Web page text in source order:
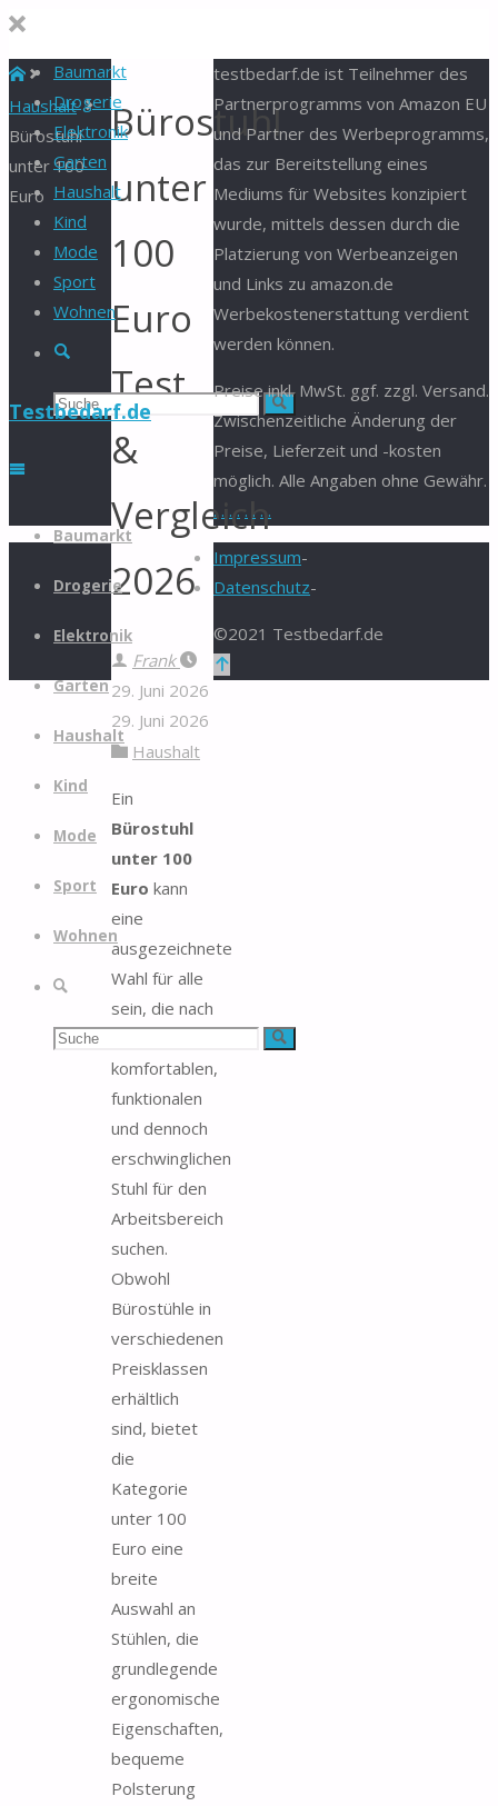
Baumarkt
Drogerie
Elektronik
Garten
Haushalt
Kind
Mode
Sport
Wohnen
Suche
Suchen Suche
Testbedarf.de
Zum
springen
Baumarkt
Drogerie
Elektronik
Garten
Haushalt
Kind
Mode
Sport
Wohnen
Suche
Suchen Suche
Start
Haushalt
Bürostuhl
unter 100
Euro
Bürostuhl
unter
100
Euro
Test
&
Vergleich
2026
Frank
29. Juni 2026
29. Juni 2026
Haushalt
Ein
Bürostuhl
unter 100
Euro kann
eine
ausgezeichnete
Wahl für alle
sein, die nach
komfortablen,
funktionalen
und dennoch
erschwinglichen
Stuhl für den
Arbeitsbereich
suchen.
Obwohl
Bürostühle in
verschiedenen
Preisklassen
erhältlich
sind, bietet
die
Kategorie
unter 100
Euro eine
breite
Auswahl an
Stühlen, die
grundlegende
ergonomische
Eigenschaften,
bequeme
Polsterung
testbedarf.de ist Teilnehmer des
Partnerprogramms von Amazon EU
und Partner des Werbeprogramms,
das zur Bereitstellung eines
Mediums für Websites konzipiert
wurde, mittels dessen durch die
Platzierung von Werbeanzeigen
und Links zu amazon.de
Werbekostenerstattung verdient
werden können.
Preise inkl. MwSt. ggf. zzgl. Versand.
Zwischenzeitliche Änderung der
Preise, Lieferzeit und -kosten
möglich. Alle Angaben ohne Gewähr.
. . . . . . . .
Impressum-
Datenschutz-
©2021 Testbedarf.de
Zurück